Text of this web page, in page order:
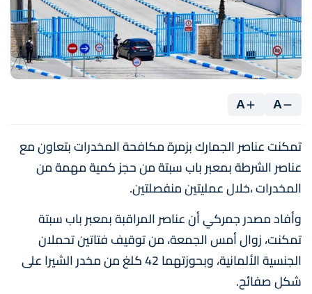
A
A
تمكنت عناصر الجمارك بزمرة مكافحة المخدرات بتعاون مع
عناصر الشرطة بمعبر باب سبتة من حجز كمية مهمة من
المخدرات ،خلال عمليتين منفصلتين.
وأفاد مصدر جمركي أن عناصر المراقبة بمعبر باب سبتة
تمكنت، زوال أمس الجمعة، من توقيف فتاتين تحملان
الجنسية الألمانية، وبحوزتهما 42 كلغ من مخدر الشيرا على
شكل صفائح.